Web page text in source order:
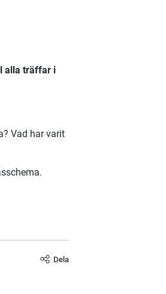
alla träffar i
Vad har varit
Dela